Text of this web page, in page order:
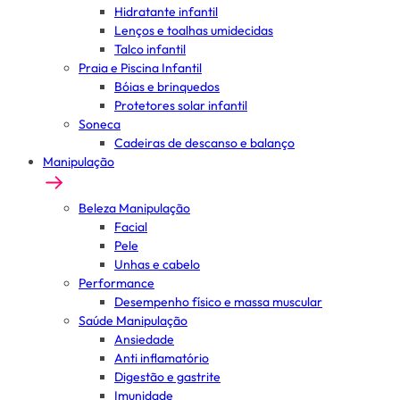
Hidratante infantil
Lenços e toalhas umidecidas
Talco infantil
Praia e Piscina Infantil
Bóias e brinquedos
Protetores solar infantil
Soneca
Cadeiras de descanso e balanço
Manipulação
Beleza Manipulação
Facial
Pele
Unhas e cabelo
Performance
Desempenho físico e massa muscular
Saúde Manipulação
Ansiedade
Anti inflamatório
Digestão e gastrite
Imunidade